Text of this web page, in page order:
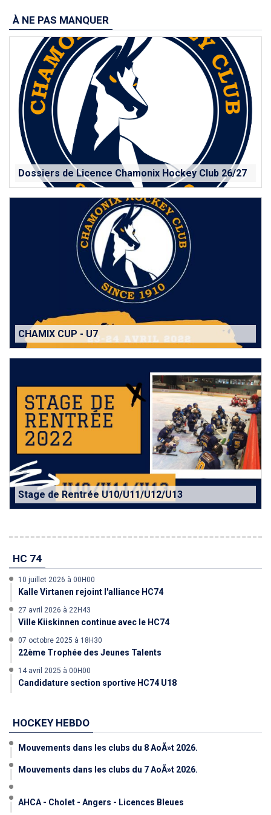
À NE PAS MANQUER
Dossiers de Licence Chamonix Hockey Club 26/27
CHAMIX CUP - U7
Stage de Rentrée U10/U11/U12/U13
HC 74
10 juillet 2026 à 00H00
Kalle Virtanen rejoint l'alliance HC74
27 avril 2026 à 22H43
Ville Kiiskinnen continue avec le HC74
07 octobre 2025 à 18H30
22ème Trophée des Jeunes Talents
14 avril 2025 à 00H00
Candidature section sportive HC74 U18
HOCKEY HEBDO
Mouvements dans les clubs du 8 AoÃ»t 2026.
Mouvements dans les clubs du 7 AoÃ»t 2026.
AHCA - Cholet - Angers - Licences Bleues